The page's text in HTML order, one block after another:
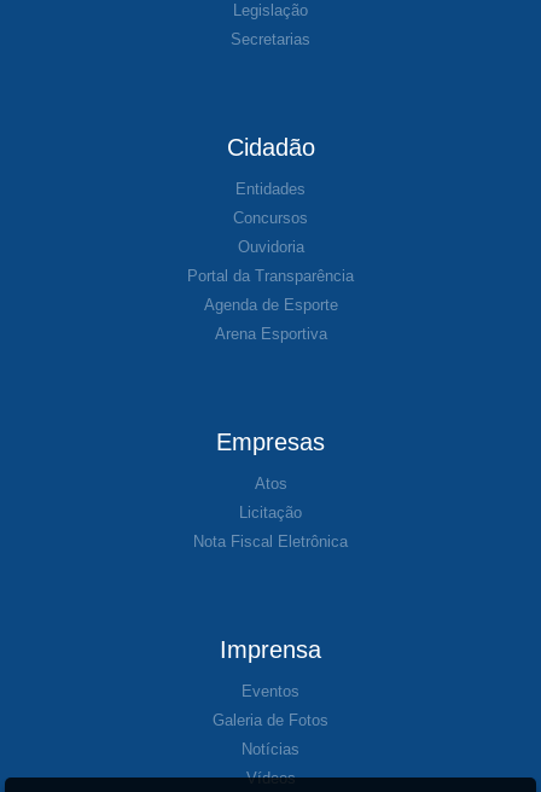
Legislação
Secretarias
Cidadão
Entidades
Concursos
Ouvidoria
Portal da Transparência
Agenda de Esporte
Arena Esportiva
Empresas
Atos
Licitação
Nota Fiscal Eletrônica
Imprensa
Eventos
Galeria de Fotos
Notícias
Vídeos